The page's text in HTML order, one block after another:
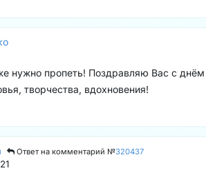
нужно пропеть! Поздравляю Вас с днём
творчества, вдохновения!
Ответ на комментарий №320437